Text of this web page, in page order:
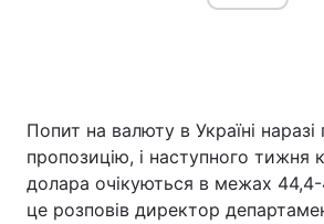
Попит на валюту в Україні
пропозицію, і наступного тижня
долара очікуються в межах
це розповів директор